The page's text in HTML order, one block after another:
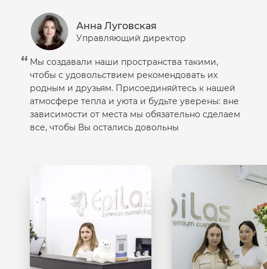
Анна Луговская
Управляющий директор
Мы создавали наши пространства такими,
чтобы с удовольствием рекомендовать их
родным и друзьям. Присоединяйтесь к нашей
атмосфере тепла и уюта и будьте уверены: вне
зависимости от места мы обязательно сделаем
все, чтобы Вы остались довольны